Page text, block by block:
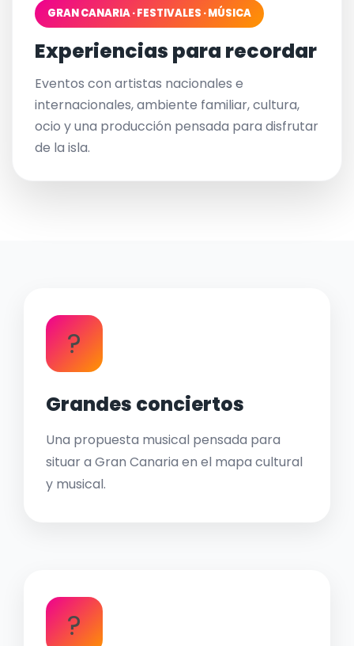
GRAN CANARIA · FESTIVALES · MÚSICA
Experiencias para recordar
Eventos con artistas nacionales e
internacionales, ambiente familiar, cultura,
ocio y una producción pensada para disfrutar
de la isla.
?
Grandes conciertos
Una propuesta musical pensada para
situar a Gran Canaria en el mapa cultural
y musical.
?